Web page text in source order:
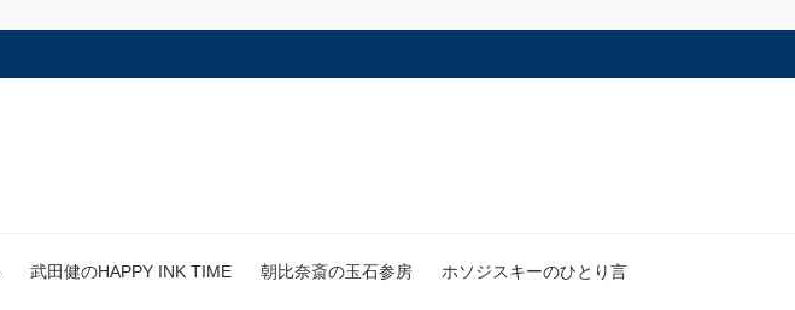
武田健のHAPPY INK TIME 朝比奈斎の玉石参房 ホソジスキーのひとり言